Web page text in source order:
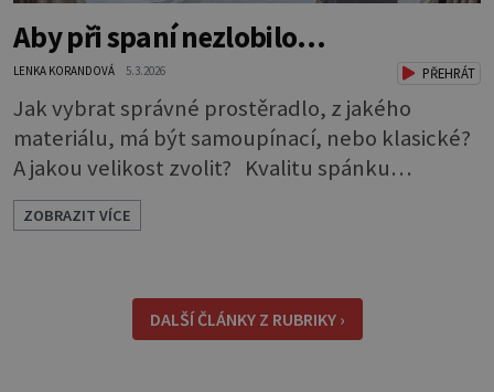
Aby při spaní nezlobilo…
LENKA KORANDOVÁ 5.3.2026 PŘEHRÁT
Jak vybrat správné prostěradlo, z jakého
materiálu, má být samoupínací, nebo klasické?
A jakou velikost zvolit? Kvalitu spánku
neovlivňuje jen postel a matrace, důležitý je i
správný výběr prostěradla. Až si ho půjdete
Napínací prostěradla: Jsou pohodlná, snadno
se s nimi manipu
ZOBRAZIT VÍCE
DALŠÍ ČLÁNKY Z RUBRIKY ›